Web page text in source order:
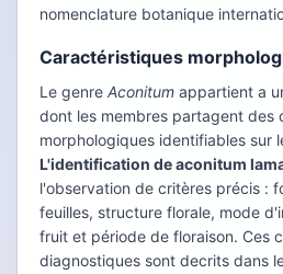
nomenclature botanique
Caractéristiques
Le genre Aconitum appartient a
dont les membres partagent des
morphologiques identifiables sur
L'identification de aconitum
l'observation de critères précis :
feuilles, structure florale, mode
fruit et période de floraison. Ces
diagnostiques sont decrits dans